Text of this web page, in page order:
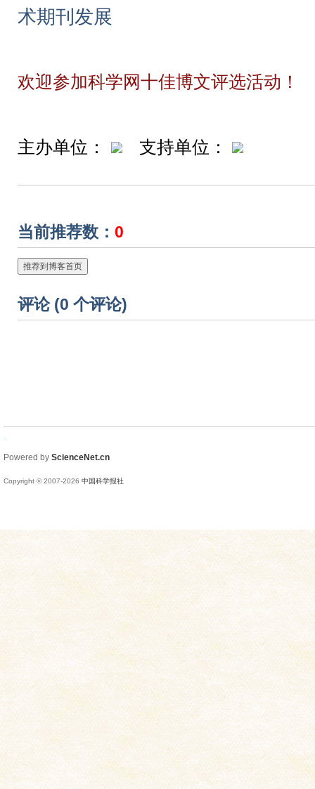
术期刊发展
欢迎参加科学网十佳博文评选活动！
主办单位： 支持单位：
当前推荐数： 0
推荐到博客首页
评论 (0 个评论)
Powered by ScienceNet.cn
Copyright © 2007-2026 中国科学报社